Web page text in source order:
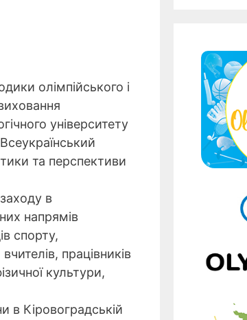
олімпійського і
університету
та перспективи
в
напрямів
спорту,
працівників
культури,
в Кіровоградській